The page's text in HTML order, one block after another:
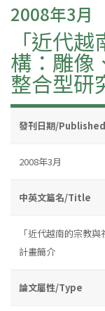
2008年3月
「近代
構：雕像
整合型研
發刊日期/
2008年3月
中英文篇名/Title
「近代越南的宗教
計畫簡介
論文屬性/Type